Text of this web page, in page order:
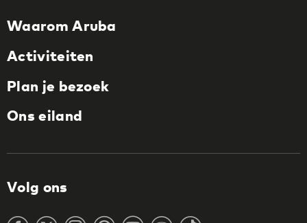
Waarom Aruba
Activiteiten
Plan je bezoek
Ons eiland
Volg ons